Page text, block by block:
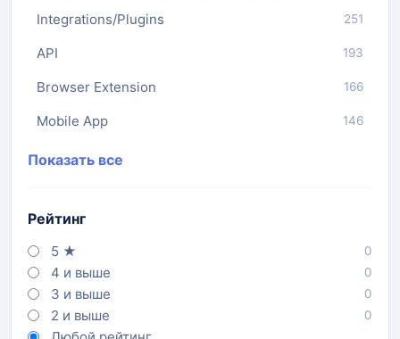
Integrations/Plugins 251
API 193
Browser Extension 166
Mobile App 146
Показать все
Рейтинг
5 ★ 0
4 и выше 0
3 и выше 0
2 и выше 0